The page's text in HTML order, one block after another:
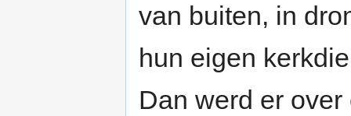
van buiten, in
hun eigen
Dan werd er